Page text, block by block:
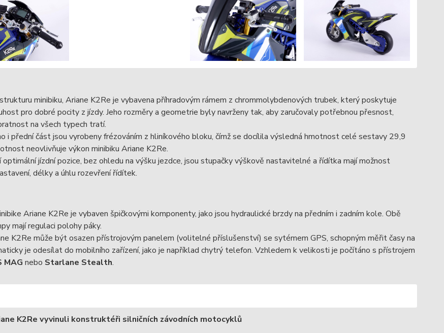
minibiku, Ariane K2Re je vybavena příhradovým rámem z chrommolybdenových trubek, který poskytuje
pro dobré pocity z jízdy. Jeho rozměry a geometrie byly navrženy tak, aby zaručovaly potřebnou přesnost,
na všech typech tratí.
i přední část jsou vyrobeny frézováním z hliníkového bloku, čímž se docílila výsledná hmotnost celé sestavy 29,9
neovlivňuje výkon minibiku Ariane K2Re.
optimální jízdní pozice, bez ohledu na výšku jezdce, jsou stupačky výškově nastavitelné a řídítka mají možnost
délky a úhlu rozevření řídítek.
Ariane K2Re je vybaven špičkovými komponenty, jako jsou hydraulické brzdy na předním i zadním kole. Obě
mají regulaci polohy páky.
K2Re může být osazen přístrojovým panelem (volitelné příslušenství) se sytémem GPS, schopným měřit časy na
je odesílat do mobilního zařízení, jako je například chytrý telefon. Vzhledem k velikosti je počítáno s přístrojem
MAG nebo Starlane Stealth.
K2Re vyvinuli konstruktéři silničních závodních motocyklů